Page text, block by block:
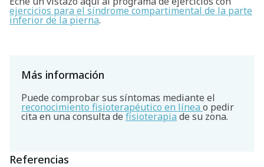
ejercicios para el síndrome compartimental de la parte
inferior de la pierna.
Más información
Puede comprobar sus síntomas mediante el
reconocimiento fisioterapéutico en línea o pedir
cita en una consulta de fisioterapia de su zona.
Referencias